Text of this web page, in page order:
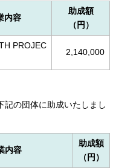
内容
助成額
（円）
PROJEC
2,140,000
の団体に助成いたしまし
内容
助成額
（円）